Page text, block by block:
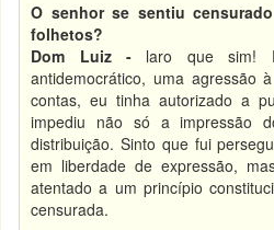
O senhor se sentiu
folhetos?
Dom Luiz - laro que sim!
antidemocrático, uma agressão
contas, eu tinha autorizado a
impediu não só a impressão
distribuição. Sinto que fui
em liberdade de expressão,
atentado a um princípio
censurada.